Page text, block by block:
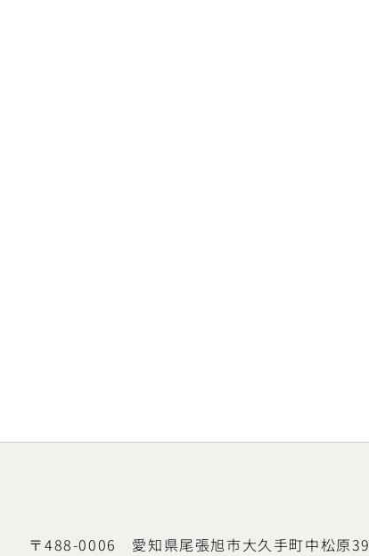
〒488-0006 愛知県尾張旭市大久手町中松原39